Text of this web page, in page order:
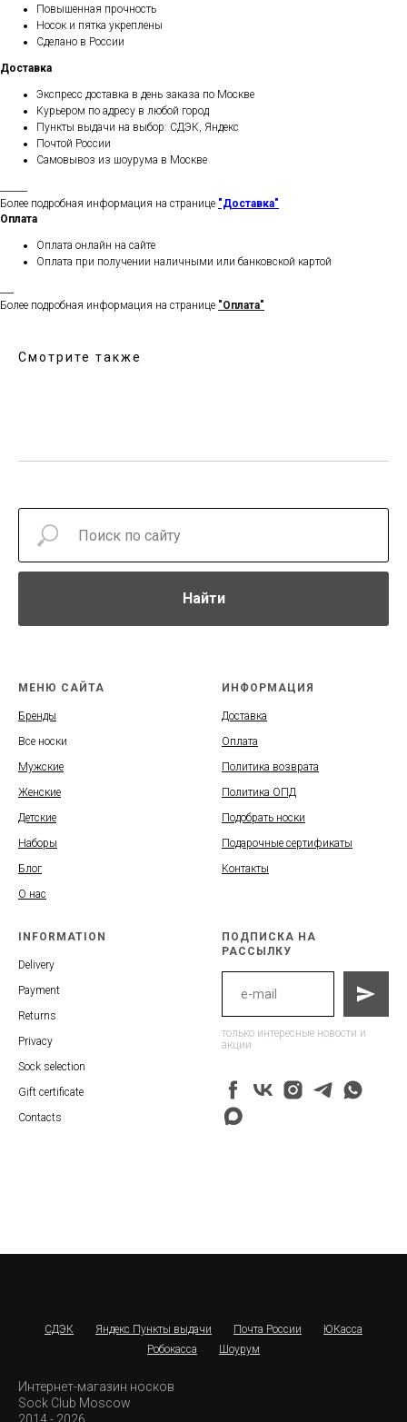
Повышенная прочность
Носок и пятка укреплены
Сделано в России
Доставка
Экспресс доставка в день заказа по Москве
Курьером по адресу в любой город
Пункты выдачи на выбор: СДЭК, Яндекс
Почтой России
Самовывоз из шоурума в Москве
Более подробная информация на странице "Доставка"
Оплата
Оплата онлайн на сайте
Оплата при получении наличными или банковской картой
Более подробная информация на странице "Оплата"
Смотрите также
Найти
МЕНЮ САЙТА
Бренды
Все носки
Мужские
Женские
Детские
Наборы
Блог
О нас
ИНФОРМАЦИЯ
Доставка
Оплата
Политика возврата
Политика ОПД
Подобрать носки
Подарочные сертификаты
Контакты
INFORMATION
Delivery
Payment
Returns
Privacy
Sock selection
Gift certificate
Contacts
ПОДПИСКА НА
РАССЫЛКУ
только интересные новости и
акции
СДЭК Яндекс Пункты выдачи Почта России
ЮКасса
Робокасса
Шоурум
Интернет-магазин носков
Sock Club Moscow